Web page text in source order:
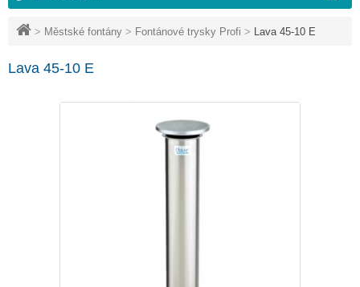
> Městské fontány > Fontánové trysky Profi > Lava 45-10 E
Lava 45-10 E